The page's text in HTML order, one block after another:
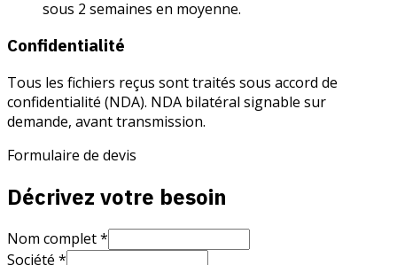
sous 2 semaines en moyenne.
Confidentialité
Tous les fichiers reçus sont traités sous accord de
confidentialité (NDA). NDA bilatéral signable sur
demande, avant transmission.
Formulaire de devis
Décrivez votre besoin
Nom complet *
Société *